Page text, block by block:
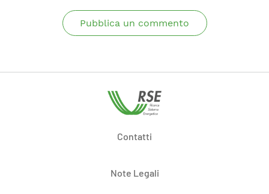
Pubblica un commento
Contatti
Note Legali